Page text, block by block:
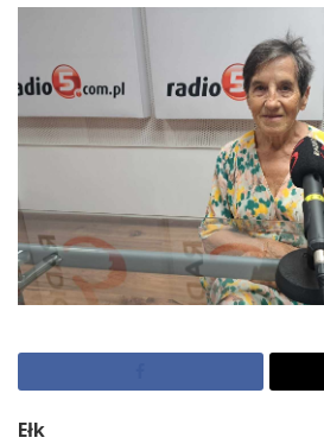
Ełk